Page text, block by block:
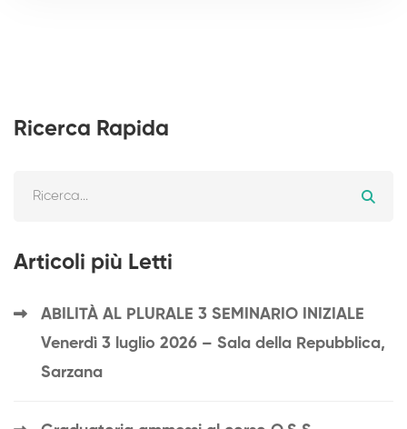
Ricerca Rapida
Articoli più Letti
ABILITÀ AL PLURALE 3 SEMINARIO INIZIALE
Venerdì 3 luglio 2026 – Sala della Repubblica,
Sarzana